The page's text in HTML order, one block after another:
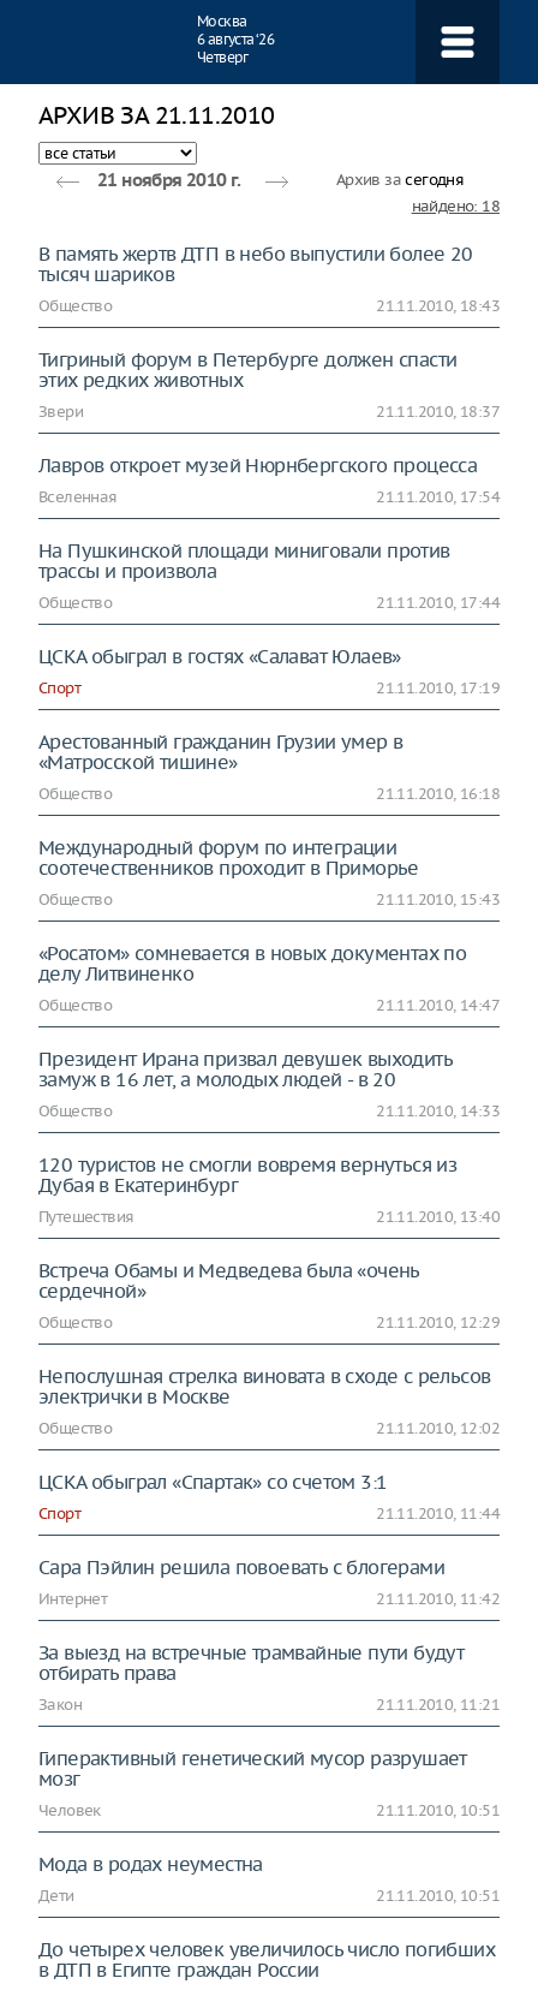
Москва
6 августа ‘26
Четверг
АРХИВ ЗА 21.11.2010
21 ноября 2010 г. Архив засегодня
найдено: 18
В память жертв ДТП в небо выпустили более 20
тысяч шариков
Общество 21.11.2010, 18:43
Тигриный форум в Петербурге должен спасти
этих редких животных
Звери 21.11.2010, 18:37
Лавров откроет музей Нюрнбергского процесса
Вселенная 21.11.2010, 17:54
На Пушкинской площади миниговали против
трассы и произвола
Общество 21.11.2010, 17:44
ЦСКА обыграл в гостях «Салават Юлаев»
Спорт 21.11.2010, 17:19
Арестованный гражданин Грузии умер в
«Матросской тишине»
Общество 21.11.2010, 16:18
Международный форум по интеграции
соотечественников проходит в Приморье
Общество 21.11.2010, 15:43
«Росатом» сомневается в новых документах по
делу Литвиненко
Общество 21.11.2010, 14:47
Президент Ирана призвал девушек выходить
замуж в 16 лет, а молодых людей - в 20
Общество 21.11.2010, 14:33
120 туристов не смогли вовремя вернуться из
Дубая в Екатеринбург
Путешествия 21.11.2010, 13:40
Встреча Обамы и Медведева была «очень
сердечной»
Общество 21.11.2010, 12:29
Непослушная стрелка виновата в сходе с рельсов
электрички в Москве
Общество 21.11.2010, 12:02
ЦСКА обыграл «Спартак» со счетом 3:1
Спорт 21.11.2010, 11:44
Сара Пэйлин решила повоевать с блогерами
Интернет 21.11.2010, 11:42
За выезд на встречные трамвайные пути будут
отбирать права
Закон 21.11.2010, 11:21
Гиперактивный генетический мусор разрушает
мозг
Человек 21.11.2010, 10:51
Мода в родах неуместна
Дети 21.11.2010, 10:51
До четырех человек увеличилось число погибших
в ДТП в Египте граждан России